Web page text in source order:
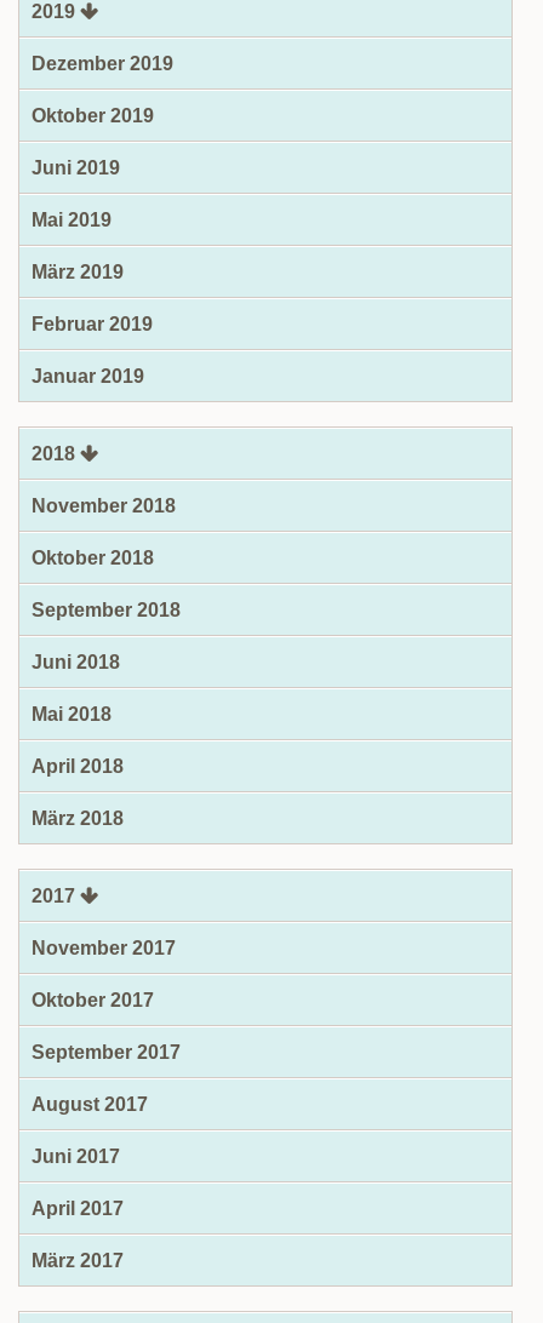
2019
Dezember 2019
Oktober 2019
Juni 2019
Mai 2019
März 2019
Februar 2019
Januar 2019
2018
November 2018
Oktober 2018
September 2018
Juni 2018
Mai 2018
April 2018
März 2018
2017
November 2017
Oktober 2017
September 2017
August 2017
Juni 2017
April 2017
März 2017